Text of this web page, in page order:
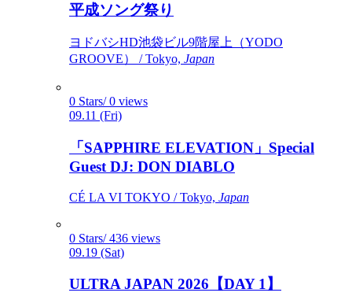
平成ソング祭り
ヨドバシHD池袋ビル9階屋上（YODO
GROOVE） / Tokyo, Japan
0 Stars/ 0 views
09.11 (Fri)
「SAPPHIRE ELEVATION」Special
Guest DJ: DON DIABLO
CÉ LA VI TOKYO / Tokyo, Japan
0 Stars/ 436 views
09.19 (Sat)
ULTRA JAPAN 2026【DAY 1】